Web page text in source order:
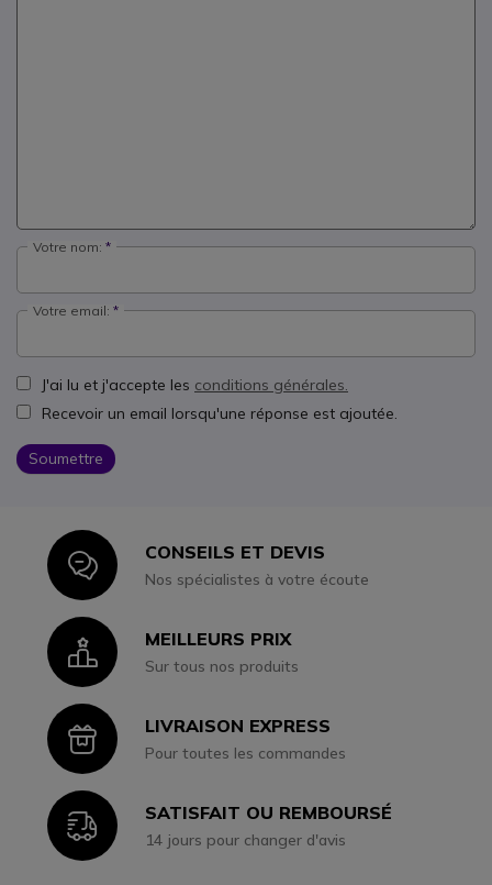
Votre nom:
Votre email:
J'ai lu et j'accepte les conditions générales.
Recevoir un email lorsqu'une réponse est ajoutée.
Soumettre
IconCONSEILS ET DEVIS
Nos spécialistes à votre écoute
IconMEILLEURS PRIX
Sur tous nos produits
IconLIVRAISON EXPRESS
Pour toutes les commandes
IconSATISFAIT OU REMBOURSÉ
14 jours pour changer d'avis